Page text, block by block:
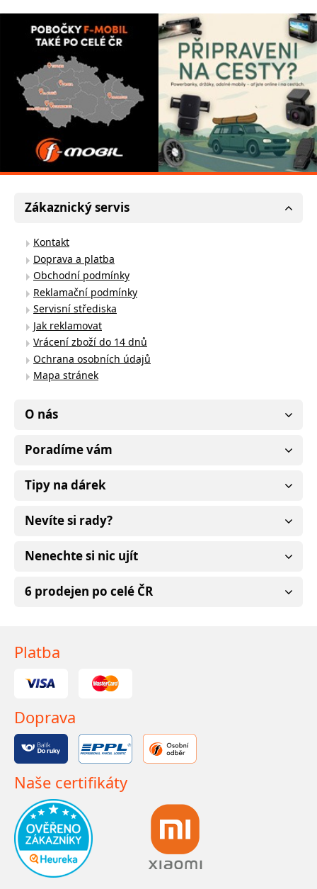
Zákaznický servis
Kontakt
Doprava a platba
Obchodní podmínky
Reklamační podmínky
Servisní střediska
Jak reklamovat
Vrácení zboží do 14 dnů
Ochrana osobních údajů
Mapa stránek
O nás
Poradíme vám
Tipy na dárek
Nevíte si rady?
Nenechte si nic ujít
6 prodejen po celé ČR
Platba
Doprava
Naše certifikáty